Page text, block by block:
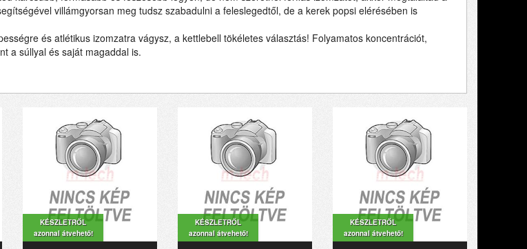
villámgyorsan meg tudsz szabadulni a feleslegedtől, de a kerek popsi elérésében is
és atlétikus izomzatra vágysz, a kettlebell tökéletes választás! Folyamatos koncentrációt,
a súllyal és saját magaddal is.
KÉSZLETRŐL
azonnal átvehető!
KÉSZLETRŐL
azonnal átvehető!
KÉSZLETRŐL
azonnal átvehető!